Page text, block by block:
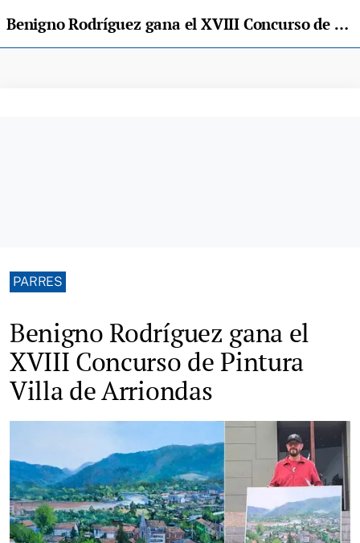
Benigno Rodríguez gana el XVIII Concurso de Pintura Villa de Arriondas
PARRES
Benigno Rodríguez gana el
XVIII Concurso de Pintura
Villa de Arriondas